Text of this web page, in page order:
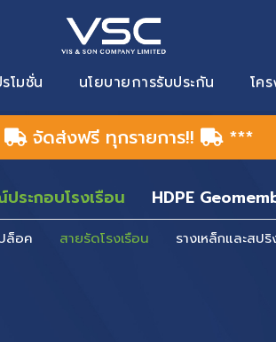
โมชั่น นโยบายการรับประกัน โค
จัดส่งฟรี ทุกรายการ!! ***
ระกอบโรงเรือน HDPE
ล็อค สายรัดโรงเรือน รางเหล็กและสปริ